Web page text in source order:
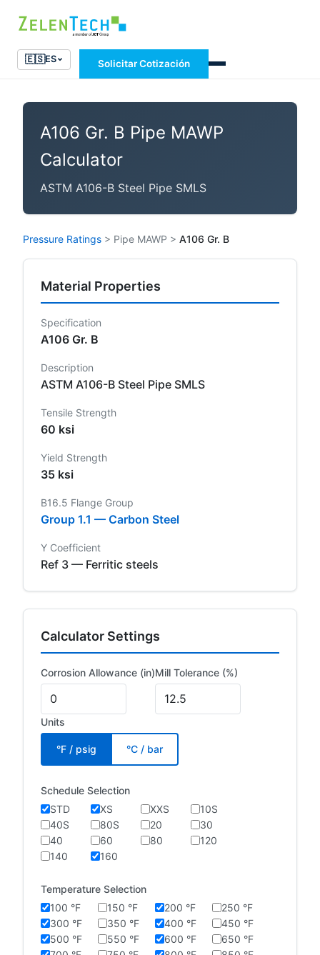
🇪🇸ES Solicitar Cotización
A106 Gr. B Pipe MAWP
Calculator
ASTM A106-B Steel Pipe SMLS
Pressure Ratings > Pipe MAWP > A106 Gr. B
Material Properties
Specification
A106 Gr. B
Description
ASTM A106-B Steel Pipe SMLS
Tensile Strength
60 ksi
Yield Strength
35 ksi
B16.5 Flange Group
Group 1.1 — Carbon Steel
Y Coefficient
Ref 3 — Ferritic steels
Calculator Settings
Corrosion Allowance (in)Mill Tolerance (%)
Units
°F / psig °C / bar
Schedule Selection
STD
XS XXS
10S
40S
80S 20
30
40
60 80
120
140
160
Temperature Selection
100 °F
150 °F 200 °F
250 °F
300 °F
350 °F 400 °F
450 °F
500 °F
550 °F 600 °F
650 °F